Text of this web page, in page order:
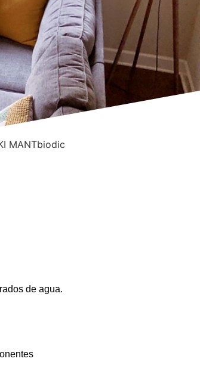
MANTbiodic
de agua.